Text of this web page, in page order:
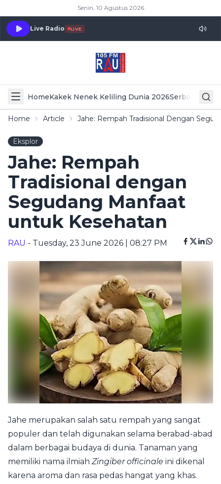
Senin, 10 Agustus 2026
Live Radio LIVE
HomeKakek Nenek Keliling Dunia 2026Serba Serbi
Home Article Jahe: Rempah Tradisional Dengan
Eksplor
Jahe: Rempah
Tradisional dengan
Segudang Manfaat
untuk Kesehatan
RAU - Tuesday, 23 June 2026 | 08:27 PM
Jahe merupakan salah satu rempah yang sangat
populer dan telah digunakan selama berabad-abad
dalam berbagai budaya di dunia. Tanaman yang
memiliki nama ilmiah Zingiber officinale ini dikenal
karena aroma dan rasa pedas hangat yang khas.